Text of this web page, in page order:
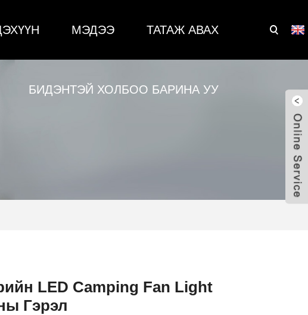
МЭДЭЭ ТАТАЖ АВАХ
БИДЭНТЭЙ ХОЛБОО БАРИНА УУ
LED Camping Fan Light
Гэрэл